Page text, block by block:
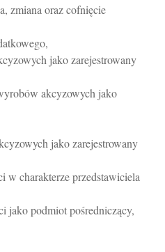
zmiana oraz cofnięcie
jako zarejestrowany
akcyzowych jako
jako zarejestrowany
w charakterze przedstawiciela
jako podmiot pośredniczący,